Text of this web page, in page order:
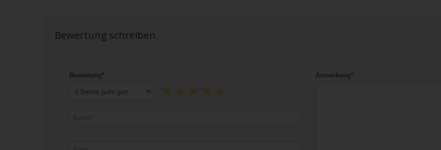
Bewertung schreiben
Bewertung* Anmerkung*